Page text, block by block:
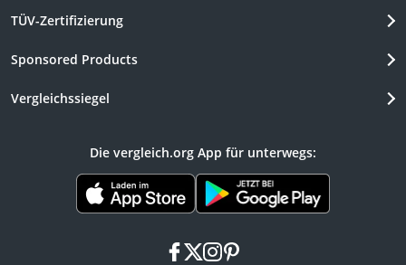
TÜV-Zertifizierung
Sponsored Products
Vergleichssiegel
Die vergleich.org App für unterwegs:
facebook
x instagram
pinterest